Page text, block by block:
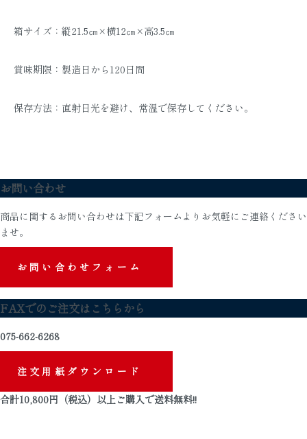
箱サイズ：縦21.5㎝×横12㎝×高3.5㎝
賞味期限：製造日から120日間
保存方法：直射日光を避け、常温で保存してください。
お問い合わせ
商品に関するお問い合わせは下記フォームよりお気軽にご連絡ください
ませ。
お問い合わせフォーム
FAXでのご注文はこちらから
075-662-6268
注文用紙ダウンロード
合計10,800円（税込）以上ご購入で送料無料!!